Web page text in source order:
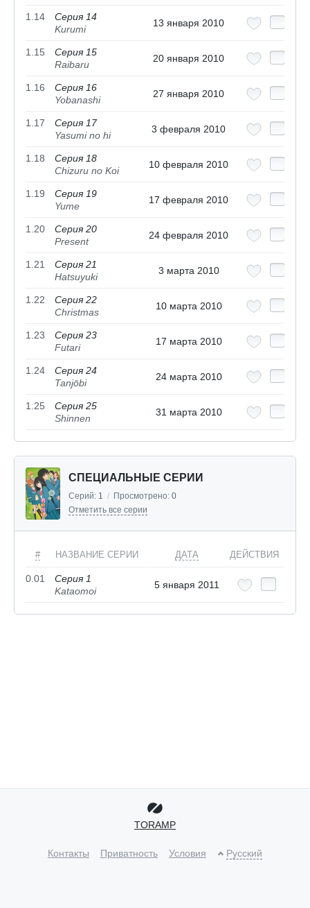
1.14
Серия 14
Kurumi
13 января 2010
1.15
Серия 15
Raibaru
20 января 2010
1.16
Серия 16
Yobanashi
27 января 2010
1.17
Серия 17
Yasumi no hi
3 февраля 2010
1.18
Серия 18
Chizuru no Koi
10 февраля 2010
1.19
Серия 19
Yume
17 февраля 2010
1.20
Серия 20
Present
24 февраля 2010
1.21
Серия 21
Hatsuyuki
3 марта 2010
1.22
Серия 22
Christmas
10 марта 2010
1.23
Серия 23
Futari
17 марта 2010
1.24
Серия 24
Tanjōbi
24 марта 2010
1.25
Серия 25
Shinnen
31 марта 2010
СПЕЦИАЛЬНЫЕ СЕРИИ
Серий: 1 / Просмотрено: 0
Отметить все серии
# НАЗВАНИЕ СЕРИИ ДАТА ДЕЙСТВИЯ
0.01
Серия 1
Kataomoi
5 января 2011
TORAMP
Контакты Приватность Условия Русский